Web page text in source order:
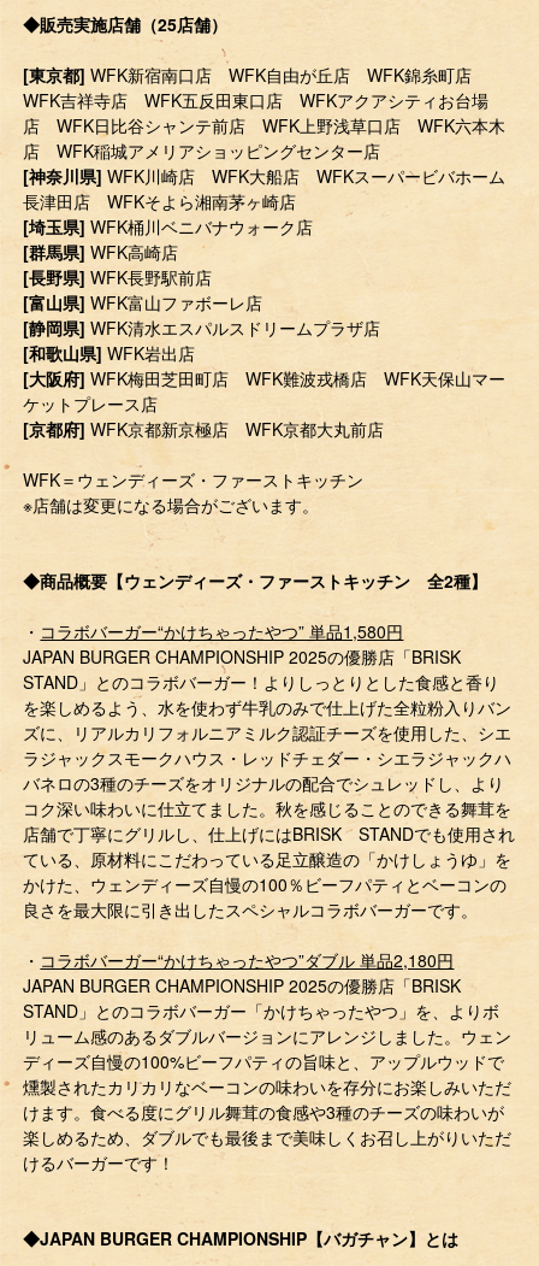
◆販売実施店舗（25店舗）
[東京都] WFK新宿南口店 WFK自由が丘店 WFK錦糸町店
WFK吉祥寺店 WFK五反田東口店 WFKアクアシティお台場
店 WFK日比谷シャンテ前店 WFK上野浅草口店 WFK六本木
店 WFK稲城アメリアショッピングセンター店
[神奈川県] WFK川崎店 WFK大船店 WFKスーパービバホーム
長津田店 WFKそよら湘南茅ヶ崎店
[埼玉県] WFK桶川ベニバナウォーク店
[群馬県] WFK高崎店
[長野県] WFK長野駅前店
[富山県] WFK富山ファボーレ店
[静岡県] WFK清水エスパルスドリームプラザ店
[和歌山県] WFK岩出店
[大阪府] WFK梅田芝田町店 WFK難波戎橋店 WFK天保山マー
ケットプレース店
[京都府] WFK京都新京極店 WFK京都大丸前店
WFK＝ウェンディーズ・ファーストキッチン
※店舗は変更になる場合がございます。
◆商品概要【ウェンディーズ・ファーストキッチン 全2種】
・ コラボバーガー“かけちゃったやつ” 単品1,580円
JAPAN BURGER CHAMPIONSHIP 2025の優勝店「BRISK
STAND」とのコラボバーガー！よりしっとりとした食感と香り
を楽しめるよう、水を使わず牛乳のみで仕上げた全粒粉入りバン
ズに、リアルカリフォルニアミルク認証チーズを使用した、シエ
ラジャックスモークハウス・レッドチェダー・シエラジャックハ
バネロの3種のチーズをオリジナルの配合でシュレッドし、より
コク深い味わいに仕立てました。秋を感じることのできる舞茸を
店舗で丁寧にグリルし、仕上げにはBRISK STANDでも使用され
ている、原材料にこだわっている足立醸造の「かけしょうゆ」を
かけた、ウェンディーズ自慢の100％ビーフパティとベーコンの
良さを最大限に引き出したスペシャルコラボバーガーです。
・ コラボバーガー“かけちゃったやつ”ダブル 単品2,180円
JAPAN BURGER CHAMPIONSHIP 2025の優勝店「BRISK
STAND」とのコラボバーガー「かけちゃったやつ」を、よりボ
リューム感のあるダブルバージョンにアレンジしました。ウェン
ディーズ自慢の100%ビーフパティの旨味と、アップルウッドで
燻製されたカリカリなベーコンの味わいを存分にお楽しみいただ
けます。食べる度にグリル舞茸の食感や3種のチーズの味わいが
楽しめるため、ダブルでも最後まで美味しくお召し上がりいただ
けるバーガーです！
◆JAPAN BURGER CHAMPIONSHIP【バガチャン】とは